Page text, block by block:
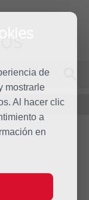
de
mostrarle
Al hacer clic
a
en